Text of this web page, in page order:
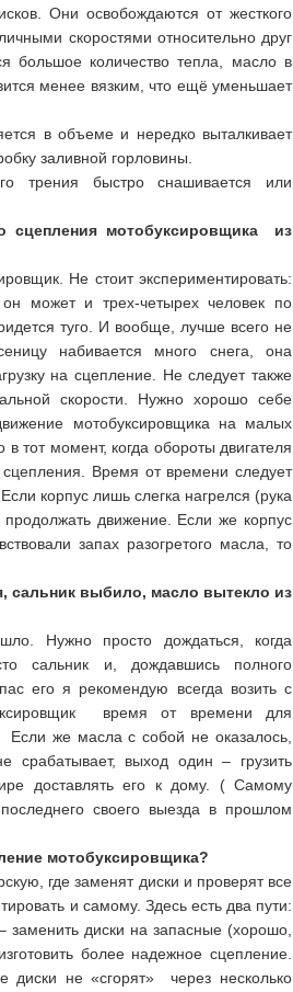
Они освобождаются от жесткого
скоростями относительно друг
большое количество тепла, масло в
менее вязким, что ещё уменьшает
в объеме и нередко выталкивает
заливной горловины.
трения быстро снашивается или
сцепления мотобуксировщика из
Не стоит экспериментировать:
может и трех-четырех человек по
туго. И вообще, лучше всего не
набивается много снега, она
на сцепление. Не следует также
скорости. Нужно хорошо себе
мотобуксировщика на малых
тот момент, когда обороты двигателя
Время от времени следует
корпус лишь слегка нагрелся (рука
движение. Если же корпус
запах разогретого масла, то
сальник выбило, масло вытекло из
Нужно просто дождаться, когда
сальник и, дождавшись полного
его я рекомендую всегда возить с
время от времени для
же масла с собой не оказалось,
срабатывает, выход один – грузить
доставлять его к дому. ( Самому
своего выезда в прошлом
мотобуксировщика?
где заменят диски и проверят все
и самому. Здесь есть два пути:
заменить диски на запасные (хорошо,
более надежное сцепление.
диски не «сгорят» через несколько